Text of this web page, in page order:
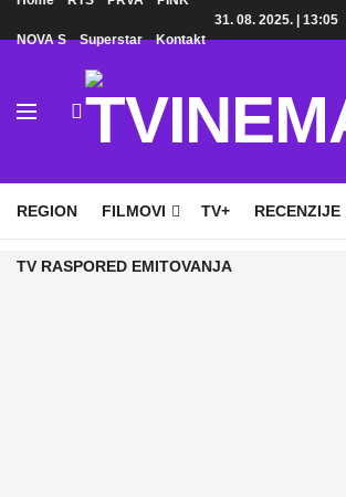
NOVA S Superstar Kontakt
31. 08. 2025. | 13:05
REGION FILMOVI TV+ RECENZIJE
TV RASPORED EMITOVANJA